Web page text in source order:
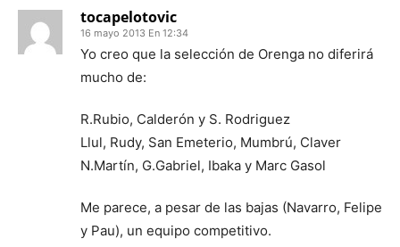
tocapelotovic
16 mayo 2013 En 12:34
Yo creo que la selección de Orenga no diferirá
mucho de:
R.Rubio, Calderón y S. Rodriguez
Llul, Rudy, San Emeterio, Mumbrú, Claver
N.Martín, G.Gabriel, Ibaka y Marc Gasol
Me parece, a pesar de las bajas (Navarro, Felipe
y Pau), un equipo competitivo.